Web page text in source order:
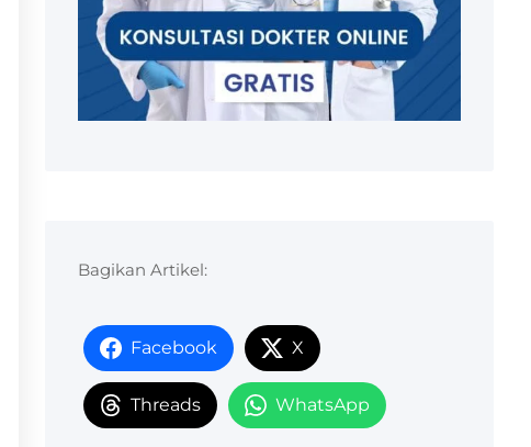
Bagikan Artikel:
Facebook X
Threads WhatsApp